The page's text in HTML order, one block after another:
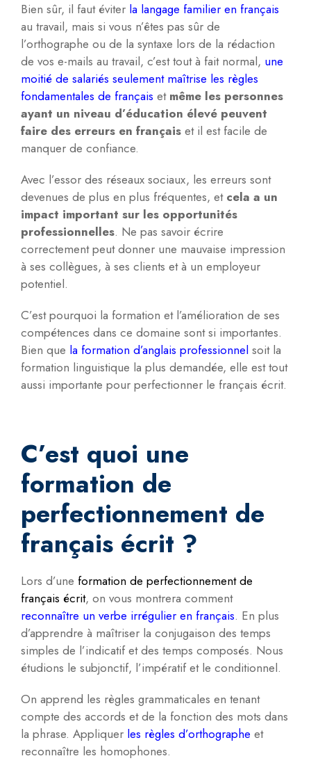
Bien sûr, il faut éviter la langage familier en français
au travail, mais si vous n’êtes pas sûr de
l’orthographe ou de la syntaxe lors de la rédaction
de vos e-mails au travail, c’est tout à fait normal, une
moitié de salariés seulement maîtrise les règles
fondamentales de français et même les personnes
ayant un niveau d’éducation élevé peuvent
faire des erreurs en français et il est facile de
manquer de confiance.
Avec l’essor des réseaux sociaux, les erreurs sont
devenues de plus en plus fréquentes, et cela a un
impact important sur les opportunités
professionnelles. Ne pas savoir écrire
correctement peut donner une mauvaise impression
à ses collègues, à ses clients et à un employeur
potentiel.
C’est pourquoi la formation et l’amélioration de ses
compétences dans ce domaine sont si importantes.
Bien que la formation d’anglais professionnel soit la
formation linguistique la plus demandée, elle est tout
aussi importante pour perfectionner le français écrit.
C’est quoi une
formation de
perfectionnement de
français écrit ?
Lors d’une formation de perfectionnement de
français écrit, on vous montrera comment
reconnaître un verbe irrégulier en français. En plus
d’apprendre à maîtriser la conjugaison des temps
simples de l’indicatif et des temps composés. Nous
étudions le subjonctif, l’impératif et le conditionnel.
On apprend les règles grammaticales en tenant
compte des accords et de la fonction des mots dans
la phrase. Appliquer les règles d’orthographe et
reconnaître les homophones.